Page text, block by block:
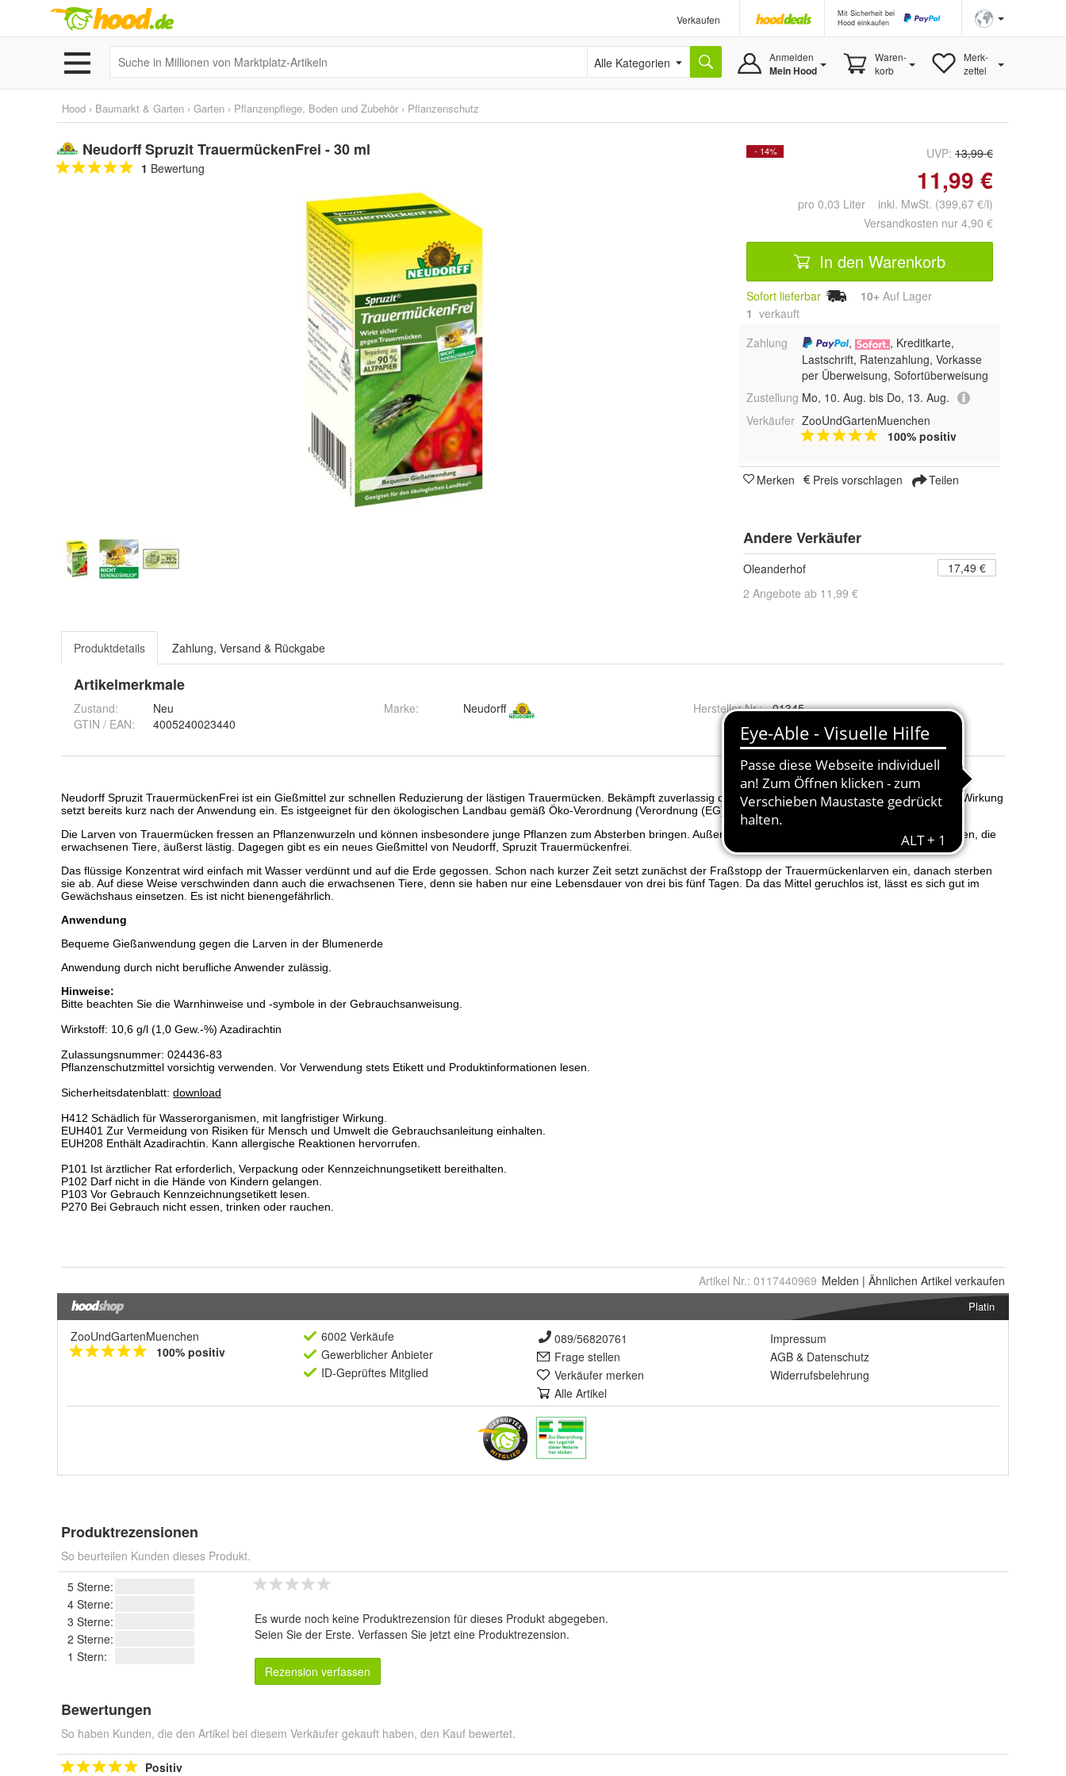
Verkaufen
Mit Sicherheit bei
Hood einkaufen
Alle Kategorien Anmelden
Mein Hood
Waren-
korb
Merk-
zettel
Hood › Baumarkt & Garten › Garten › Pflanzenpflege, Boden und Zubehör › Pflanzenschutz
Neudorff Spruzit TrauermückenFrei - 30 ml
1 Bewertung
- 14% UVP: 13,99 €
11,99 €
pro 0,03 Liter inkl. MwSt. (399,67 €/l)
Versandkosten nur 4,90 €
In den Warenkorb
Sofort lieferbar 10+ Auf Lager
1 verkauft
Zahlung
,
, Kreditkarte,
Lastschrift, Ratenzahlung, Vorkasse
per Überweisung, Sofortüberweisung
Zustellung Mo, 10. Aug. bis Do, 13. Aug.
Verkäufer ZooUndGartenMuenchen
100% positiv
Merken Preis vorschlagen Teilen
Andere Verkäufer
Oleanderhof
17,49 €
2 Angebote ab 11,99 €
Produktdetails Zahlung, Versand & Rückgabe
Artikelmerkmale
Zustand:
Neu
GTIN / EAN:
4005240023440
Marke: Neudorff Hersteller Nr.: 01345
Artikel Nr.: 0117440969 Melden | Ähnlichen Artikel verkaufen
Platin
ZooUndGartenMuenchen
100% positiv
6002 Verkäufe
Gewerblicher Anbieter
ID-Geprüftes Mitglied
089/56820761
Frage stellen
Verkäufer merken
Alle Artikel
Impressum
AGB & Datenschutz
Widerrufsbelehrung
Produktrezensionen
So beurteilen Kunden dieses Produkt.
5 Sterne:
4 Sterne:
3 Sterne:
2 Sterne:
1 Stern:
Es wurde noch keine Produktrezension für dieses Produkt abgegeben.
Seien Sie der Erste. Verfassen Sie jetzt eine Produktrezension.
Rezension verfassen
Bewertungen
So haben Kunden, die den Artikel bei diesem Verkäufer gekauft haben, den Kauf bewertet.
Positiv